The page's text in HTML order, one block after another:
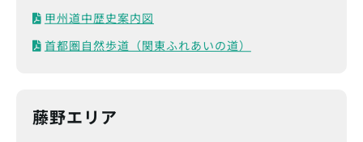
甲州道中歴史案内図
首都圏自然歩道（関東ふれあいの道）
藤野エリア